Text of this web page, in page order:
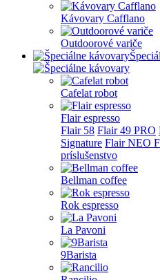
Kávovary Cafflano
Outdoorové variče
Cafelat robot
Flair espresso
Flair 58 Flair 49 PRO
Signature Flair NEO
príslušenstvo
Bellman coffee
Rok espresso
La Pavoni
9Barista